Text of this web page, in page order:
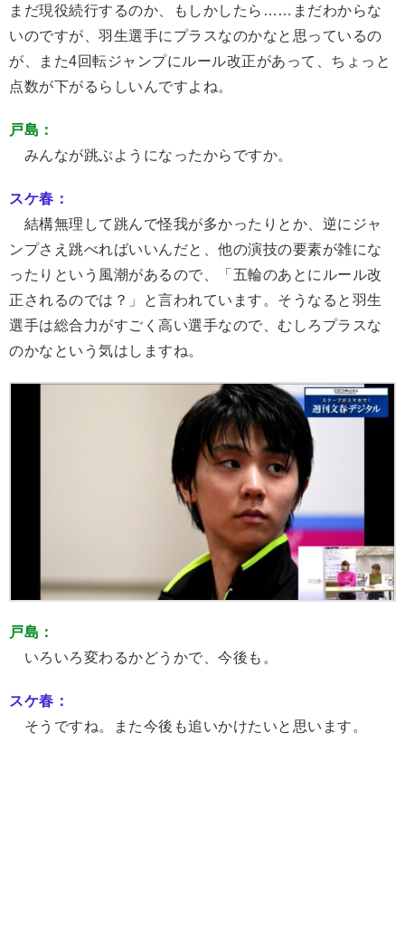
まだ現役続行するのか、もしかしたら……まだわからな
いのですが、羽生選手にプラスなのかなと思っているの
が、また4回転ジャンプにルール改正があって、ちょっと
点数が下がるらしいんですよね。
戸島：
みんなが跳ぶようになったからですか。
スケ春：
結構無理して跳んで怪我が多かったりとか、逆にジャ
ンプさえ跳べればいいんだと、他の演技の要素が雑にな
ったりという風潮があるので、「五輪のあとにルール改
正されるのでは？」と言われています。そうなると羽生
選手は総合力がすごく高い選手なので、むしろプラスな
のかなという気はしますね。
戸島：
いろいろ変わるかどうかで、今後も。
スケ春：
そうですね。また今後も追いかけたいと思います。